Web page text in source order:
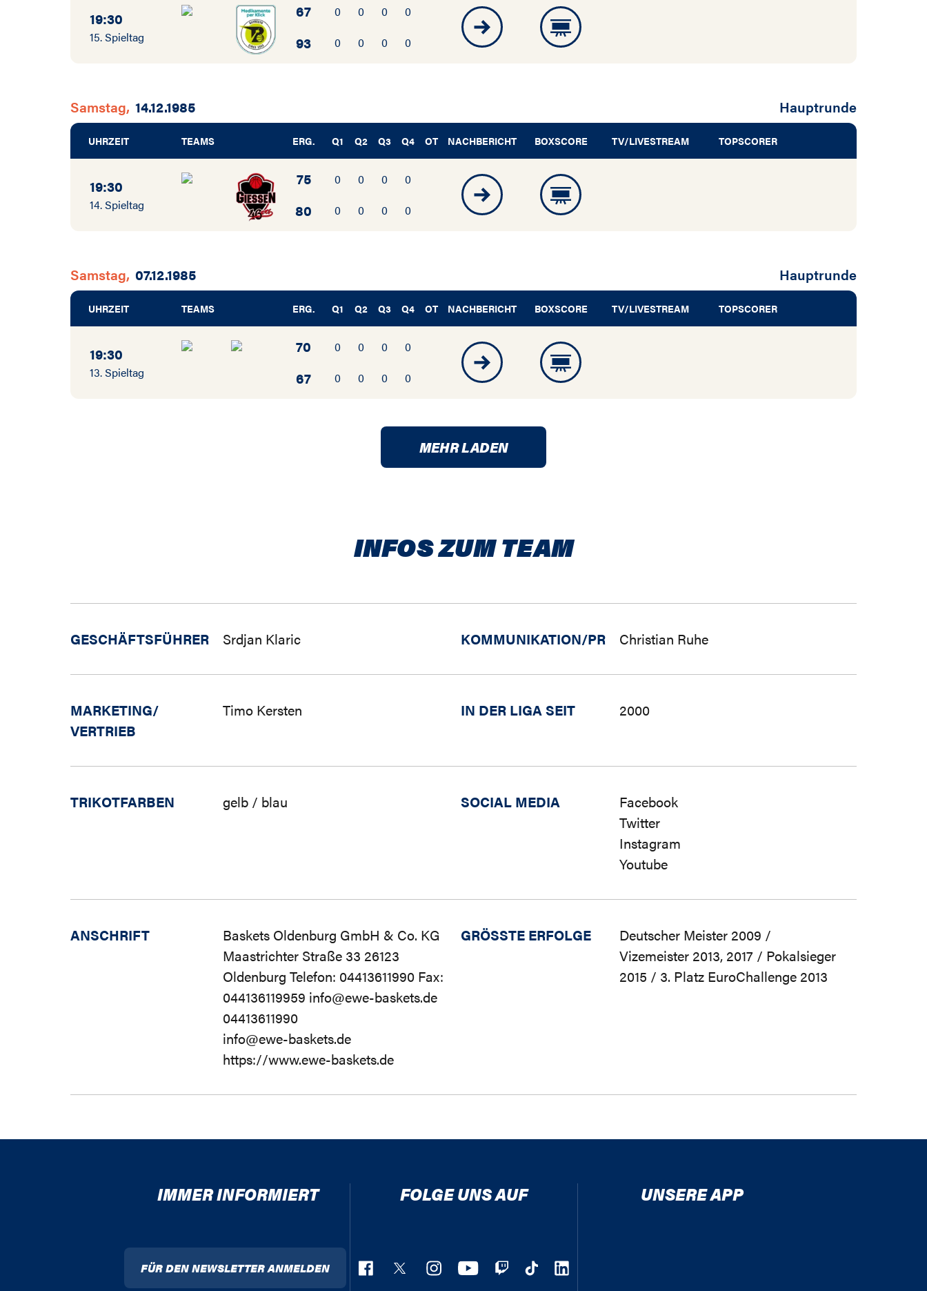
19:30
15. Spieltag
67 0 0 0 0
93 0 0 0 0
Samstag, 14.12.1985 Hauptrunde
UHRZEIT TEAMS ERG. Q1 Q2 Q3 Q4 OT NACHBERICHT BOXSCORE TV/LIVESTREAM TOPSCORER
19:30
14. Spieltag
75 0 0 0 0
80 0 0 0 0
Samstag, 07.12.1985 Hauptrunde
UHRZEIT TEAMS ERG. Q1 Q2 Q3 Q4 OT NACHBERICHT BOXSCORE TV/LIVESTREAM TOPSCORER
19:30
13. Spieltag
70 0 0 0 0
67 0 0 0 0
MEHR LADEN
INFOS ZUM TEAM
GESCHÄFTSFÜHRER Srdjan Klaric KOMMUNIKATION/PR Christian Ruhe
MARKETING/
VERTRIEB
Timo Kersten IN DER LIGA SEIT 2000
TRIKOTFARBEN gelb / blau SOCIAL MEDIA
Facebook
Twitter
Instagram
Youtube
ANSCHRIFT
Baskets Oldenburg GmbH & Co. KG
Maastrichter Straße 33 26123
Oldenburg Telefon: 04413611990 Fax:
044136119959 info@ewe-baskets.de
04413611990
info@ewe-baskets.de
https://www.ewe-baskets.de
GRÖSSTE ERFOLGE
Deutscher Meister 2009 /
Vizemeister 2013, 2017 / Pokalsieger
2015 / 3. Platz EuroChallenge 2013
IMMER INFORMIERT
FÜR DEN NEWSLETTER ANMELDEN
FOLGE UNS AUF UNSERE APP